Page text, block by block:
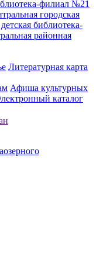
филиал №21
городская
библиотека-
районная
Литературная карта
Афиша культурных
каталог